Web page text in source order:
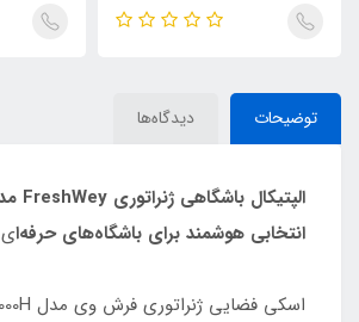
توضیحات دیدگاه‌ها
انتخابی هوشمند برای باشگاه‌های حرفه‌ای